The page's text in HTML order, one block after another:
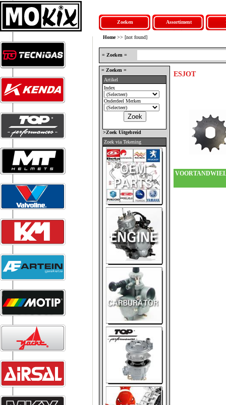
Zoeken Assortiment
Home>> [not found]
= Zoeken =
= Zoeken =
Artikel
Index
Onderdeel Merken
>Zoek Uitgebreid
Zoek via Tekening
ESJOT